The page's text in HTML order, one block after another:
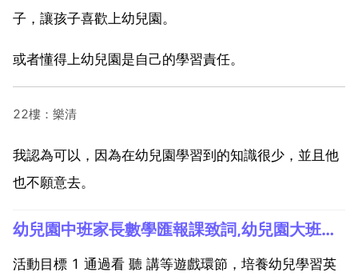
子，讓孩子喜歡上幼兒園。
或者懂得上幼兒園是自己的學習責任。
22樓：樂清
我認為可以，因為在幼兒園學習到的知識很少，並且他
也不願意去。
幼兒園中班家長數學匯報課致詞,幼兒園大班家長數學匯報課怎樣講？
活動目標 1 通過看 聽 講等遊戲環節，培養幼兒學習英